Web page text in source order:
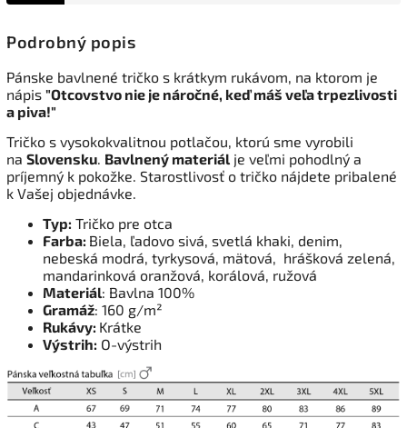
Podrobný popis
Pánske bavlnené tričko s krátkym rukávom, na ktorom je
nápis "Otcovstvo nie je náročné, keď máš veľa trpezlivosti
a piva!"
Tričko s vysokokvalitnou potlačou, ktorú sme vyrobili
na Slovensku. Bavlnený materiál je veľmi pohodlný a
príjemný k pokožke. Starostlivosť o tričko nájdete pribalené
k Vašej objednávke.
Typ: Tričko pre otca
Farba: Biela, ľadovo sivá, svetlá khaki, denim,
nebeská modrá, tyrkysová, mätová, hrášková zelená,
mandarinková oranžová, korálová, ružová
Materiál: Bavlna 100%
Gramáž: 160 g/m²
Rukávy: Krátke
Výstrih: O-výstrih